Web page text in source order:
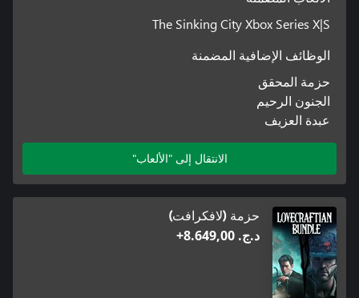
The Sinking City Xbox Series X|S
الوظائف الإضافية المضمنة
حزمة المحقق
الجنون الرحيم
عبدة العزيف
الانتقال إلى "الألعاب"
حزمة (لافكرافت)
د.ج.‏ 8.649,00+